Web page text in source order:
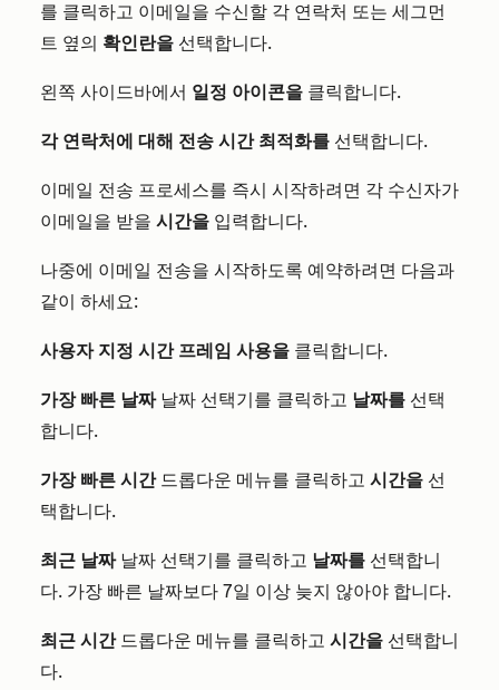
를 클릭하고 이메일을 수신할 각 연락처 또는 세그먼
트 옆의 확인란을 선택합니다.
왼쪽 사이드바에서 일정 아이콘을 클릭합니다.
각 연락처에 대해 전송 시간 최적화를 선택합니다.
이메일 전송 프로세스를 즉시 시작하려면 각 수신자가
이메일을 받을 시간을 입력합니다.
나중에 이메일 전송을 시작하도록 예약하려면 다음과
같이 하세요:
사용자 지정 시간 프레임 사용을 클릭합니다.
가장 빠른 날짜 날짜 선택기를 클릭하고 날짜를 선택
합니다.
가장 빠른 시간 드롭다운 메뉴를 클릭하고 시간을 선
택합니다.
최근 날짜 날짜 선택기를 클릭하고 날짜를 선택합니
다. 가장 빠른 날짜보다 7일 이상 늦지 않아야 합니다.
최근 시간 드롭다운 메뉴를 클릭하고 시간을 선택합니
다.